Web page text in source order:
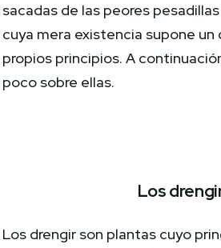
sacadas de las peores
cuya mera existencia supone un
propios principios. A
poco sobre ellas.
Los
Los drengir son plantas cuyo